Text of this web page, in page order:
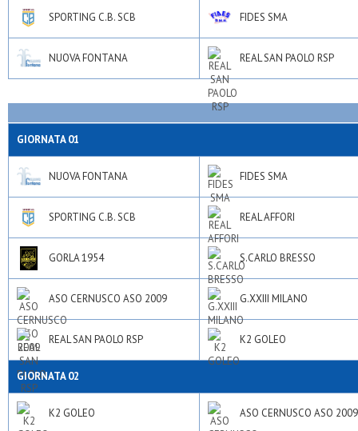
SPORTING C.B. SCB FIDES SMA
NUOVA FONTANA REAL SAN PAOLO RSP
GIORNATA 01
NUOVA FONTANA FIDES SMA
SPORTING C.B. SCB REAL AFFORI
GORLA 1954 S.CARLO BRESSO
ASO CERNUSCO ASO 2009 G.XXIII MILANO
REAL SAN PAOLO RSP K2 GOLEO
GIORNATA 02
K2 GOLEO ASO CERNUSCO ASO 2009